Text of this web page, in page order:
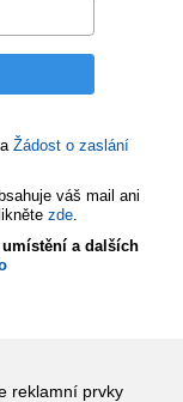
Žádost o zaslání
váš mail ani
zde.
a dalších
reklamní prvky